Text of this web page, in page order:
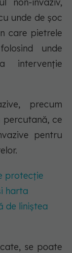
unde de șoc
care pietrele
unde
intervenție
precum
ce
pentru
protecție
harta
de liniștea
se poate